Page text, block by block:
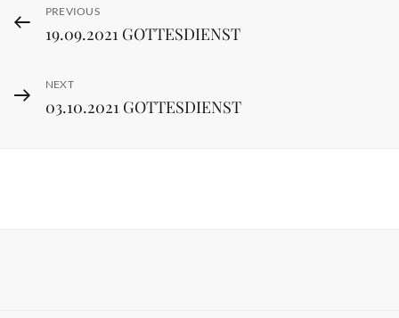
Post
navigation
Previous
Post
PREVIOUS
19.09.2021 GOTTESDIENST
Next
Post
NEXT
03.10.2021 GOTTESDIENST